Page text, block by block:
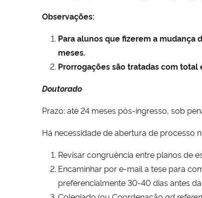
Observações:
Para alunos que fizerem a
meses.
Prorrogações são tratadas com
Doutorado
Prazo: até 24 meses pós-ingresso, sob
Há necessidade de abertura de processo
Revisar congruência entre planos de
Encaminhar por e-mail a tese para
preferencialmente 30-40 dias antes